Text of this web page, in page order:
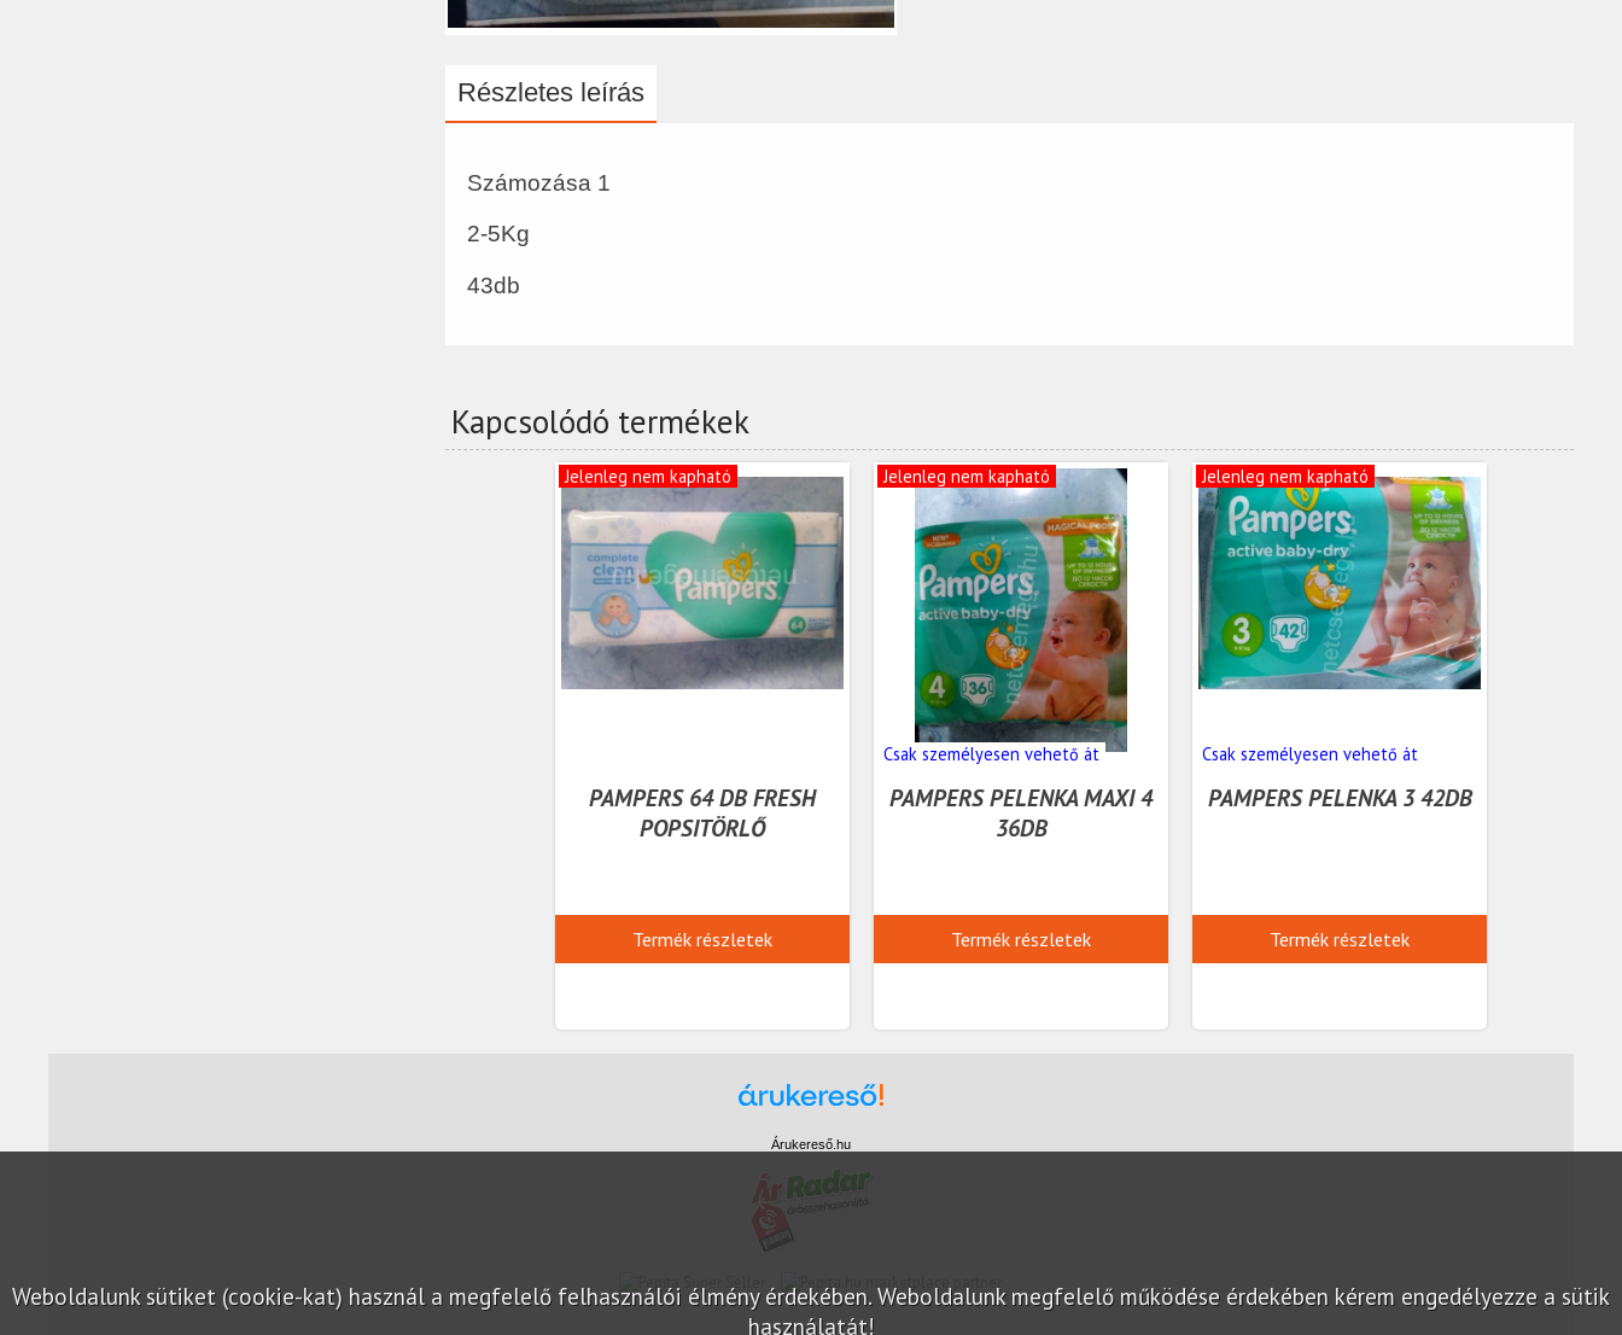
Részletes leírás
Számozása 1
2-5Kg
43db
Kapcsolódó termékek
Jelenleg nem kapható
PAMPERS 64 DB FRESH
POPSITÖRLŐ
Termék részletek
Jelenleg nem kapható
Csak személyesen vehető át
PAMPERS PELENKA MAXI 4
36DB
Termék részletek
Jelenleg nem kapható
Csak személyesen vehető át
PAMPERS PELENKA 3 42DB
Termék részletek
Weboldalunk sütiket (cookie-kat) használ a megfelelő felhasználói élmény érdekében. Weboldalunk megfelelő működése érdekében kérem engedélyezze a sütik
használatát!
Árukereső.hu